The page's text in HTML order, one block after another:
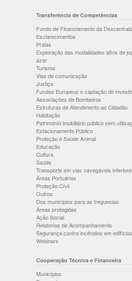
Transferência de Competências
Fundo de Financiamento da
Esclarecimentos
Praias
Exploração das modalidades afins de
azar
Turismo
Vias de comunicação
Justiça
Fundos Europeus e captação de
Associações de Bombeiros
Estruturas de Atendimento ao Cidadão
Habitação
Património imobiliário público sem
Estacionamento Público
Proteção e Saúde Animal
Educação
Cultura
Saúde
Transporte em vias navegáveis
Áreas Portuárias
Proteção Cívil
Outros
Dos municípios para as freguesias
Áreas protegidas
Ação Social
Relatorios de Acompanhamento
Segurança contra incêndios em edifícios
Webinars
Cooperação Técnica e Financeira
Municípios